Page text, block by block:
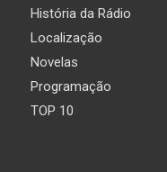
História da Rádio
Localização
Novelas
Programação
TOP 10